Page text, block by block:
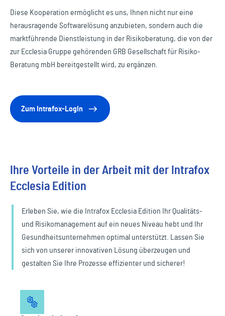
Diese Kooperation ermöglicht es uns, Ihnen nicht nur eine
herausragende Softwarelösung anzubieten, sondern auch die
marktführende Dienstleistung in der Risikoberatung, die von der
zur Ecclesia Gruppe gehörenden GRB Gesellschaft für Risiko-
Beratung mbH bereitgestellt wird, zu ergänzen.
Zum Intrafox-LogIn
Ihre Vorteile in der Arbeit mit der Intrafox
Ecclesia Edition
Erleben Sie, wie die Intrafox Ecclesia Edition Ihr Qualitäts-
und Risikomanagement auf ein neues Niveau hebt und Ihr
Gesundheitsunternehmen optimal unterstützt. Lassen Sie
sich von unserer innovativen Lösung überzeugen und
gestalten Sie Ihre Prozesse effizienter und sicherer!